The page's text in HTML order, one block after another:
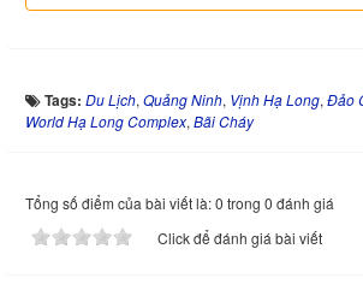
Tags: Du Lịch, Quảng Ninh, Vịnh Hạ Long, Đảo
World Hạ Long Complex, Bãi Cháy
Tổng số điểm của bài viết là: 0 trong 0 đánh giá
Click để đánh giá bài viết